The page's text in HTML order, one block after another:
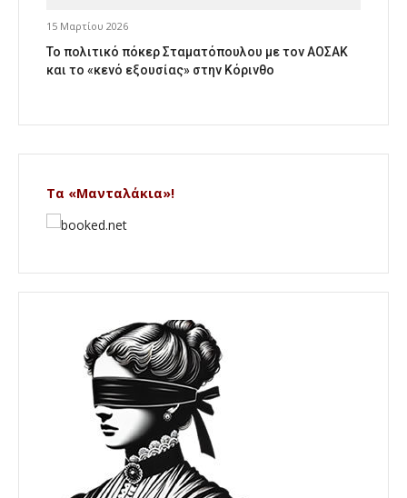
15 Μαρτίου 2026
Το πολιτικό πόκερ Σταματόπουλου με τον ΑΟΣΑΚ
και το «κενό εξουσίας» στην Κόρινθο
Τα «Μανταλάκια»!